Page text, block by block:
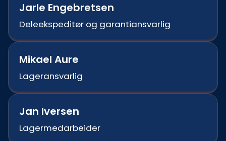
Jarle Engebretsen
Deleekspeditør og garantiansvarlig
Mikael Aure
Lageransvarlig
Jan Iversen
Lagermedarbeider